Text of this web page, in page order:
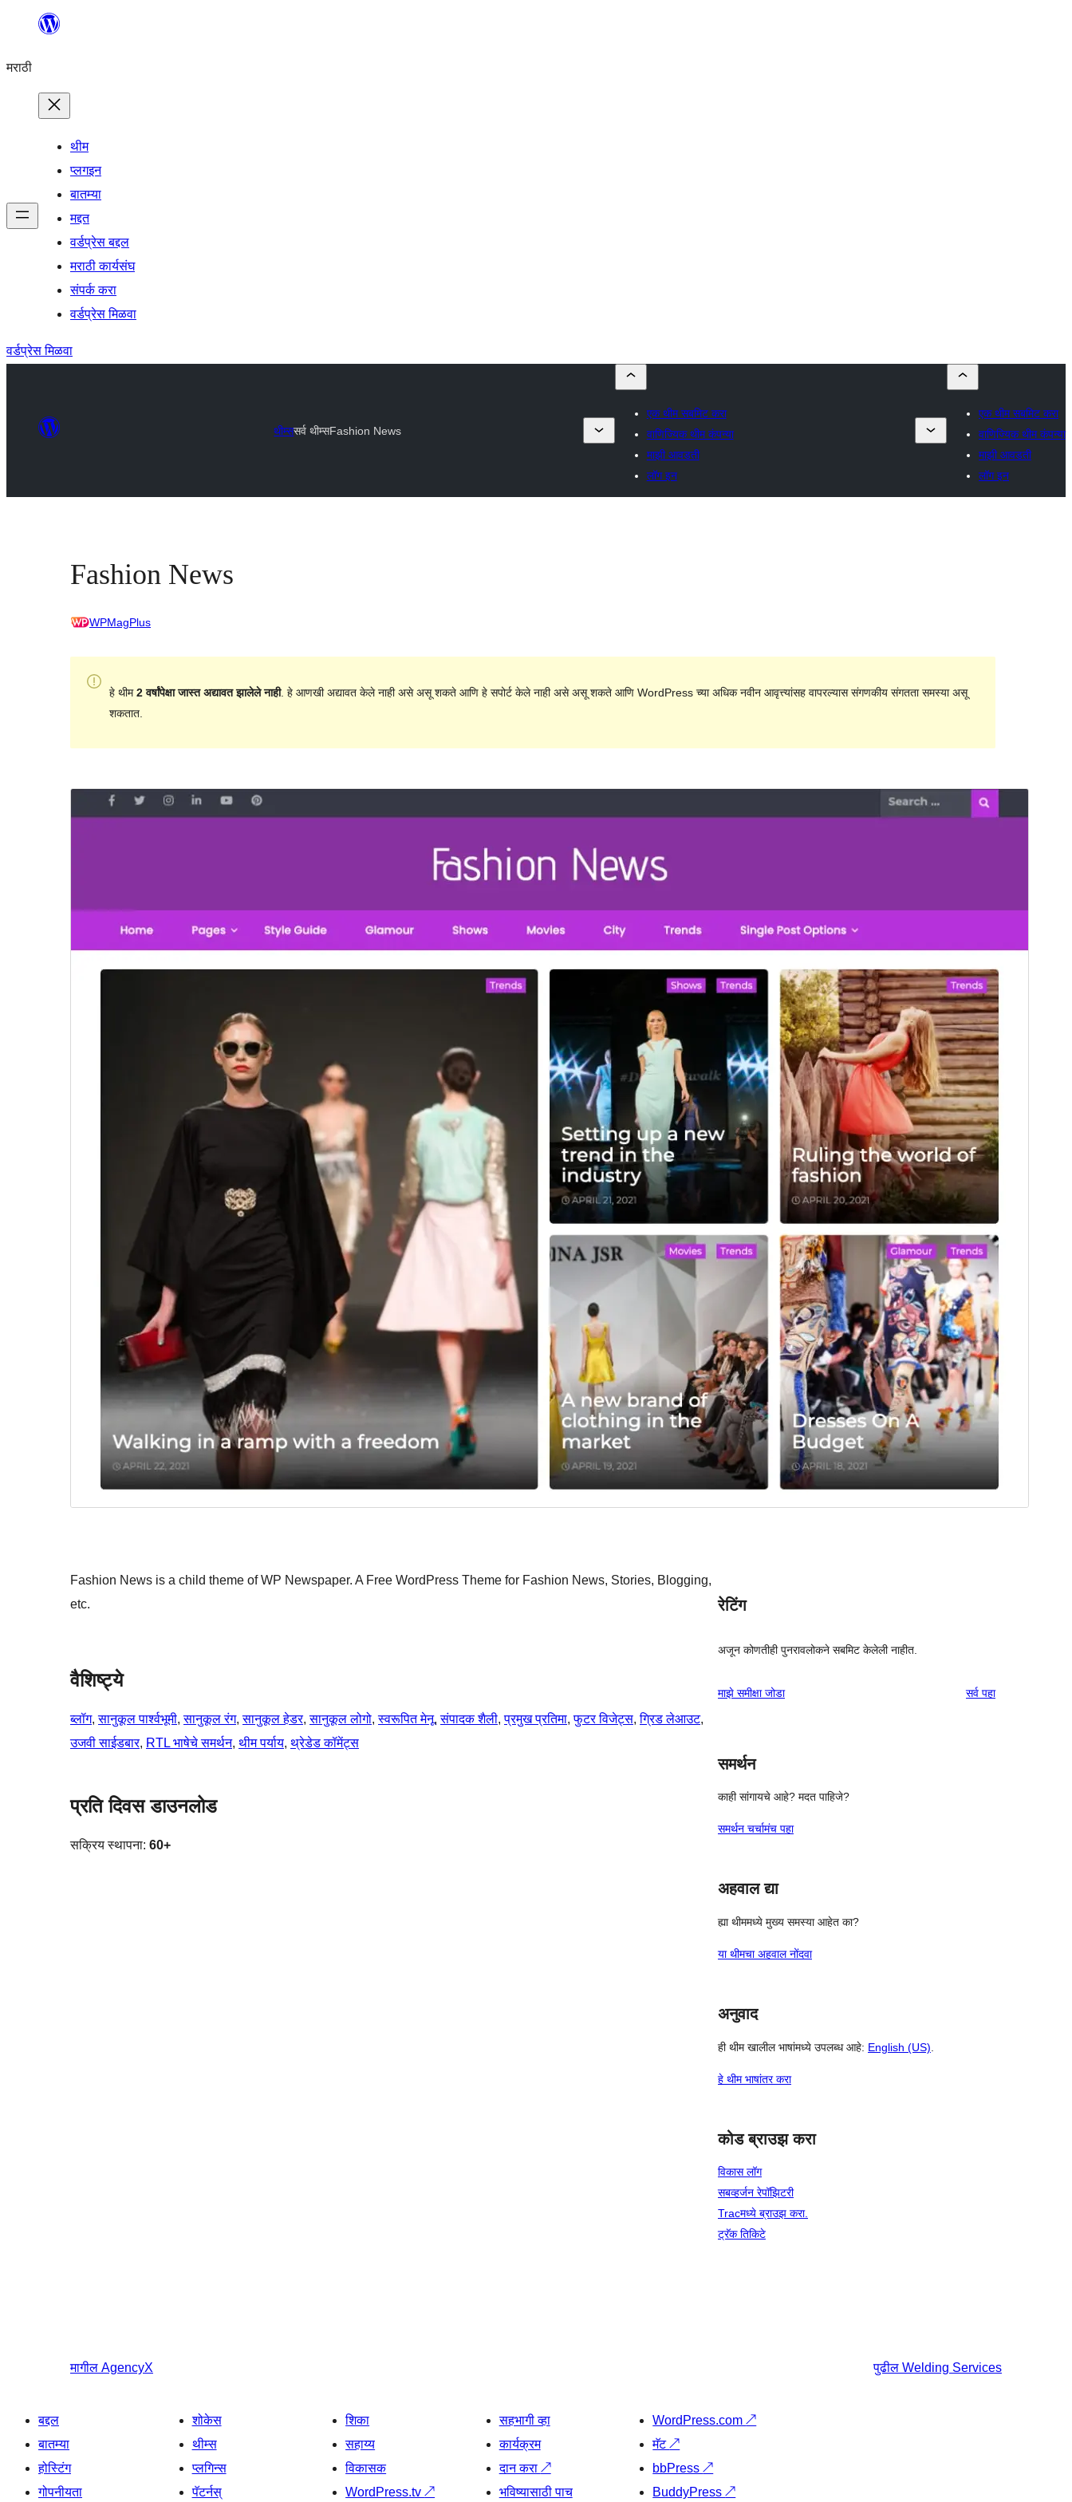
सामुग्रीवर
मराठी
थीम
प्लगइन
बातम्या
मद्दत
वर्डप्रेस बद्दल
मराठी कार्यसंघ
संपर्क करा
वर्डप्रेस मिळवा
वर्डप्रेस मिळवा
थीम्ससर्व थीम्सFashion News
एक थीम सबमिट करा
वाणिज्यिक थीम कंपन्या
माझी आवडती
लॉग इन
एक थीम सबमिट करा
वाणिज्यिक थीम कंपन्या
माझी आवडती
लॉग इन
Fashion News
WPMagPlus
हे थीम2 वर्षांपेक्षा जास्त अद्यावत झालेले नाही. हे आणखी अद्यावत केले नाही असे असू शकते आणि हे सपोर्ट केले नाही असे असू शकते आणि WordPress च्या अधिक नवीन आवृत्त्यांसह वापरल्यास संगणकीय संगतता समस्या असू
शकतात.
शेवटचे अद्यतन
सक्रिय स्थापना
PHP आवृत्ती
5.6
Fashion News is a child theme of WP Newspaper. A Free WordPress Theme for Fashion News, Stories, Blogging,
etc.
वैशिष्ट्ये
ब्लॉग, सानुकूल पार्श्वभूमी, सानुकूल रंग, सानुकूल हेडर, सानुकूल लोगो, स्वरूपित मेनू, संपादक शैली, प्रमुख प्रतिमा, फुटर विजेट्स, ग्रिड लेआउट
उजवी साईडबार, RTL भाषेचे समर्थन, थीम पर्याय, थ्रेडेड कॉमेंट्स
प्रति दिवस डाउनलोड
सक्रिय स्थापना: 60+
रेटिंग
अजून कोणतीही पुनरावलोकने सबमिट केलेली नाहीत.
माझे समीक्षा जोडा सर्वपुनरावलोकने
पहा
समर्थन
काही सांगायचे आहे? मदत पाहिजे?
समर्थन चर्चामंच पहा
अहवाल द्या
ह्या थीममध्ये मुख्य समस्या आहेत का?
या थीमचा अहवाल नोंदवा
अनुवाद
ही थीम खालील भाषांमध्ये उपलब्ध आहे: English (US)
हे थीम भाषांतर करा
कोड ब्राउझ करा
विकास लॉग
सबव्हर्जन रेपॉझिटरी
Tracमध्ये ब्राउझ करा.
ट्रॅक तिकिटे
मागील AgencyX पुढील Welding Services
बद्दल
बातम्या
होस्टिंग
गोपनीयता
शोकेस
थीम्स
प्लगिन्स
पॅटर्नस्
शिका
सहाय्य
विकासक
WordPress.tv↗
सहभागी व्हा
कार्यक्रम
दान करा ↗
भविष्यासाठी पाच
WordPress.com↗
मॅट↗
bbPress↗
BuddyPress↗